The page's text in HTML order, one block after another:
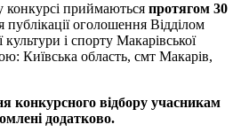
конкурсі приймаються протягом 30
публікації оголошення Відділом
культури і спорту Макарівської
Київська область, смт Макарів,
конкурсного відбору учасникам
додатково.